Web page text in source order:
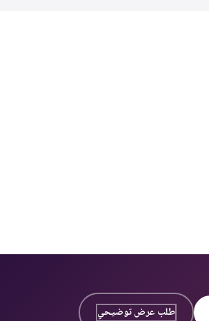
طلب عرض توضيحي